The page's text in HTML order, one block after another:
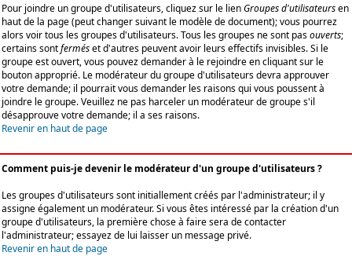
Pour joindre un groupe d'utilisateurs, cliquez sur le lienGroupes d'utilisateursen
haut de la page (peut changer suivant le modèle de document); vous pourrez
alors voir tous les groupes d'utilisateurs. Tous les groupes ne sont pasouverts;
certains sontferméset d'autres peuvent avoir leurs effectifs invisibles. Si le
groupe est ouvert, vous pouvez demander à le rejoindre en cliquant sur le
bouton approprié. Le modérateur du groupe d'utilisateurs devra approuver
votre demande; il pourrait vous demander les raisons qui vous poussent à
joindre le groupe. Veuillez ne pas harceler un modérateur de groupe s'il
désapprouve votre demande; il a ses raisons.
Revenir en haut de page
Comment puis-je devenir le modérateur d'un groupe d'utilisateurs ?
Les groupes d'utilisateurs sont initiallement créés par l'administrateur; il y
assigne également un modérateur. Si vous êtes intéressé par la création d'un
groupe d'utilisateurs, la première chose à faire sera de contacter
l'administrateur; essayez de lui laisser un message privé.
Revenir en haut de page